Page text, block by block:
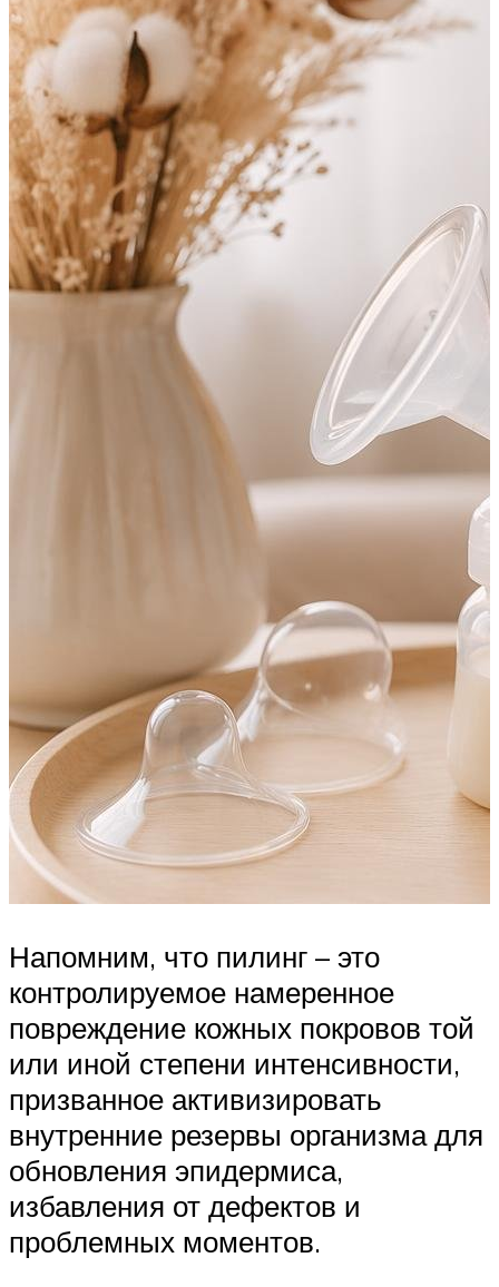
Напомним, что пилинг – это
контролируемое намеренное
повреждение кожных покровов той
или иной степени интенсивности,
призванное активизировать
внутренние резервы организма для
обновления эпидермиса,
избавления от дефектов и
проблемных моментов.